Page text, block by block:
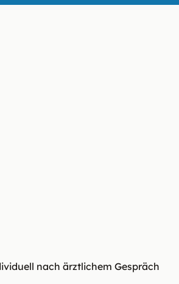
nach ärztlichem Gespräch